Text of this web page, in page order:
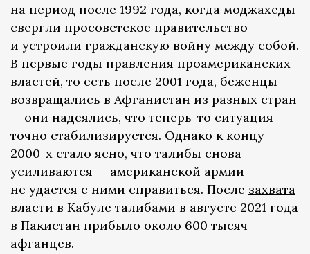
на период после 1992 года, когда моджахеды
свергли просоветское правительство
и устроили гражданскую войну между собой.
В первые годы правления проамериканских
властей, то есть после 2001 года, беженцы
возвращались в Афганистан из разных стран
— они надеялись, что теперь-то ситуация
точно стабилизируется. Однако к концу
2000-х стало ясно, что талибы снова
усиливаются — американской армии
не удается с ними справиться. После захвата
власти в Кабуле талибами в августе 2021 года
в Пакистан прибыло около 600 тысяч
афганцев.